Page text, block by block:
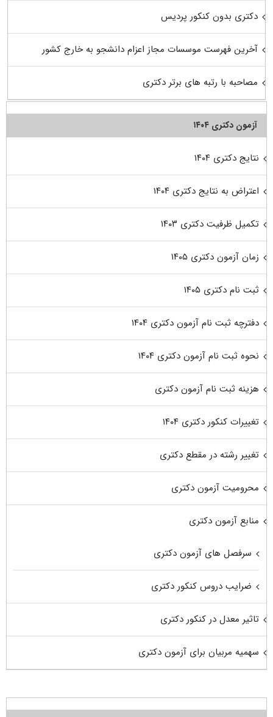
دکتری بدون کنکور پردیس
آخرین فهرست موسسات مجاز اعزام دانشجو به خارج کشور
مصاحبه با رتبه های برتر دکتری
آزمون دکتری ۱۴۰۴
نتایج دکتری ۱۴۰۴
اعتراض به نتایج دکتری ۱۴۰۴
تکمیل ظرفیت دکتری ۱۴۰۳
زمان آزمون دکتری ۱۴۰۵
ثبت نام دکتری ۱۴۰۵
دفترچه ثبت نام آزمون دکتری ۱۴۰۴
نحوه ثبت نام آزمون دکتری ۱۴۰۴
هزینه ثبت نام آزمون دکتری
تغییرات کنکور دکتری ۱۴۰۴
تغییر رشته در مقطع دکتری
محرومیت آزمون دکتری
منابع آزمون دکتری
سرفصل های آزمون دکتری
ضرایب دروس کنکور دکتری
تاثیر معدل در کنکور دکتری
سهمیه مربیان برای آزمون دکتری